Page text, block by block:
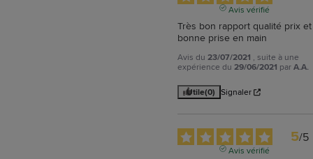
Avis vérifié
Très bon rapport qualité prix et
bonne prise en main
Avis du23/07/2021 , suite à une
expérience du29/06/2021 parA.A.
Utile(0) Signaler
5/5
Avis vérifié